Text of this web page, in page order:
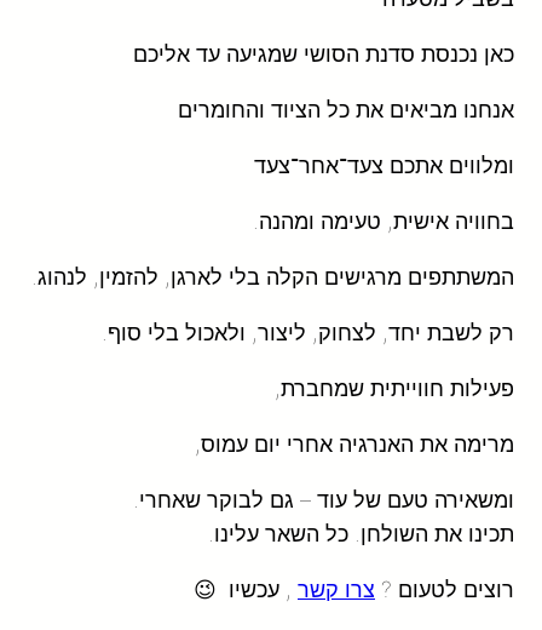
כאן נכנסת סדנת הסושי שמגיעה עד אליכם
אנחנו מביאים את כל הציוד והחומרים
ומלווים אתכם צעד־אחר־צעד
בחוויה אישית, טעימה ומהנה.
המשתתפים מרגישים הקלה בלי לארגן, להזמין, לנהוג.
רק לשבת יחד, לצחוק, ליצור, ולאכול בלי סוף.
פעילות חווייתית שמחברת,
מרימה את האנרגיה אחרי יום עמוס,
ומשאירה טעם של עוד – גם לבוקר שאחרי.
תכינו את השולחן. כל השאר עלינו.
רוצים לטעום ? צרו קשר , עכשיו 😉